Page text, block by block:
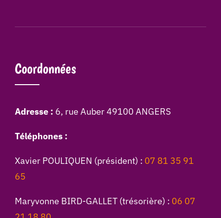
Coordonnées
Adresse : 6, rue Auber 49100 ANGERS
Téléphones :
Xavier POULIQUEN (président) : 07 81 35 91
65
Maryvonne BIRD-GALLET (trésorière) : 06 07